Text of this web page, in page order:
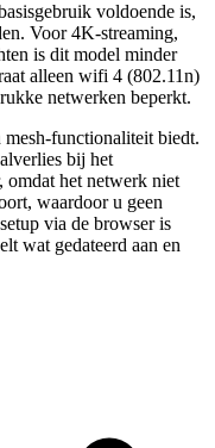
voldoende is,
Voor 4K-streaming,
is dit model minder
alleen wifi 4 (802.11n)
netwerken beperkt.
mesh-functionaliteit biedt.
bij het
omdat het netwerk niet
waardoor u geen
via de browser is
wat gedateerd aan en